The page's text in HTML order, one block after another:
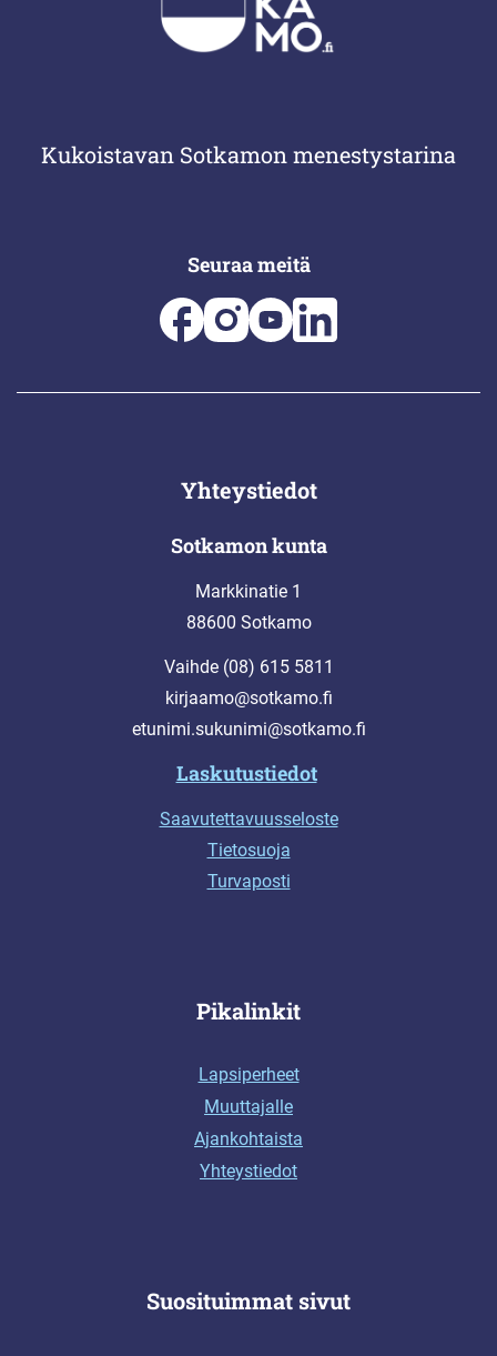
Kukoistavan Sotkamon menestystarina
Seuraa meitä
Yhteystiedot
Sotkamon kunta
Markkinatie 1
88600 Sotkamo
Vaihde (08) 615 5811
kirjaamo@sotkamo.fi
etunimi.sukunimi@sotkamo.fi
Laskutustiedot
Saavutettavuusseloste
Tietosuoja
Turvaposti
Pikalinkit
Lapsiperheet
Muuttajalle
Ajankohtaista
Yhteystiedot
Suosituimmat sivut